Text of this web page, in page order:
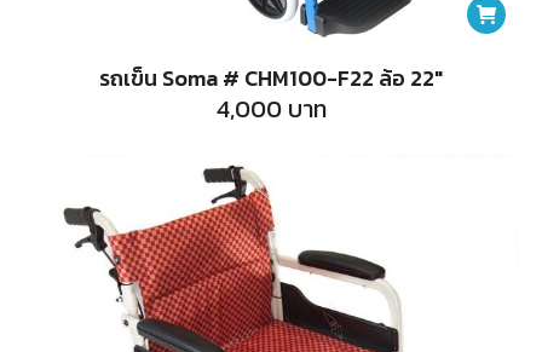
รถเข็น Soma # CHM100-F22 ล้อ 22″
4,000บาท